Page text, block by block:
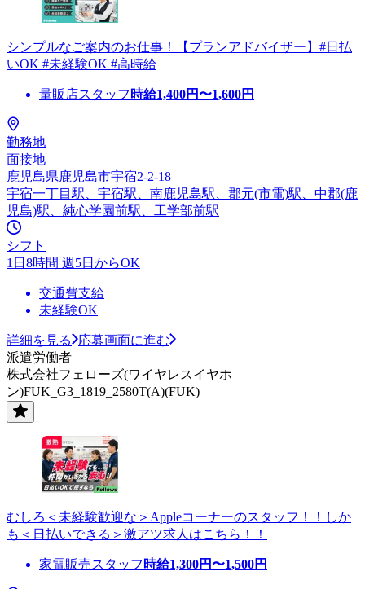
シンプルなご案内のお仕事！【プランアドバイザー】#日払
いOK #未経験OK #高時給
量販店スタッフ 時給1,400円〜1,600円
勤務地
面接地
鹿児島県鹿児島市宇宿2-2-18
宇宿一丁目駅、宇宿駅、南鹿児島駅、郡元(市電)駅、中郡(鹿
児島)駅、純心学園前駅、工学部前駅
シフト
1日8時間 週5日からOK
交通費支給
未経験OK
詳細を見る
応募画面に進む
派遣労働者
株式会社フェローズ(ワイヤレスイヤホ
ン)FUK_G3_1819_2580T(A)(FUK)
むしろ＜未経験歓迎な＞Appleコーナーのスタッフ！！しか
も＜日払いできる＞激アツ求人はこちら！！
家電販売スタッフ 時給1,300円〜1,500円